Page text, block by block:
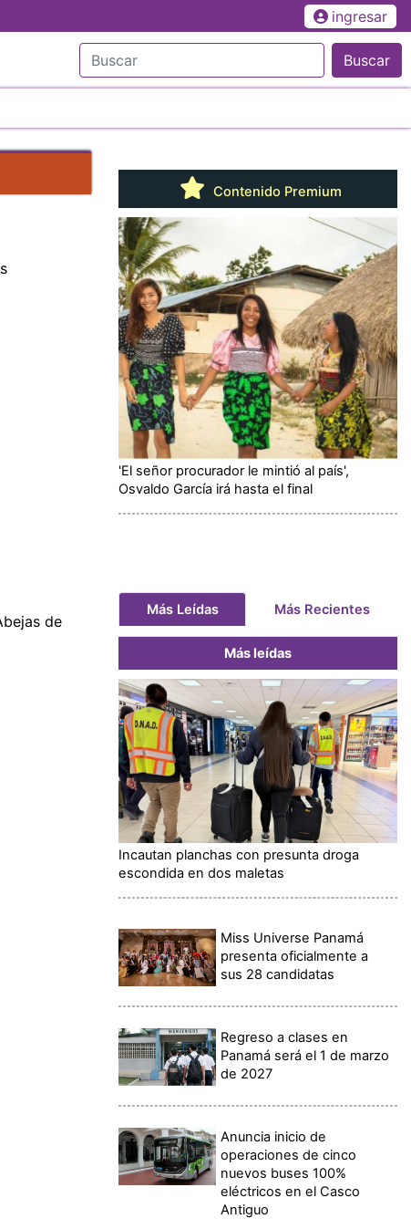
ingresar
Buscar
de
Contenido Premium
'El señor procurador le mintió al país',
Osvaldo García irá hasta el final
Más Leídas Más Recientes
Más leídas
Incautan planchas con presunta droga
escondida en dos maletas
Miss Universe Panamá
presenta oficialmente a
sus 28 candidatas
Regreso a clases en
Panamá será el 1 de marzo
de 2027
Anuncia inicio de
operaciones de cinco
nuevos buses 100%
eléctricos en el Casco
Antiguo